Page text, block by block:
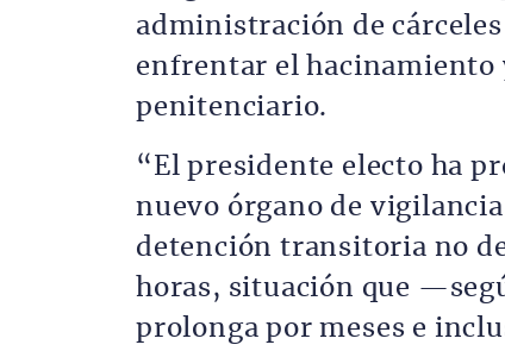
administración de
enfrentar el hacinamiento
penitenciario.
“El presidente electo ha
nuevo órgano de
detención transitoria no
horas, situación que
prolonga por meses e